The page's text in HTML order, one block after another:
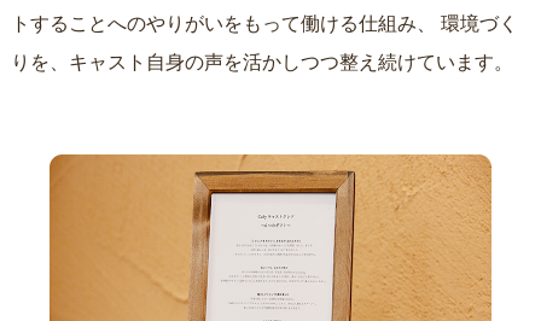
トすることへのやりがいをもって働ける仕組み、
りを、キャスト自身の声を活かしつつ整え続けています。